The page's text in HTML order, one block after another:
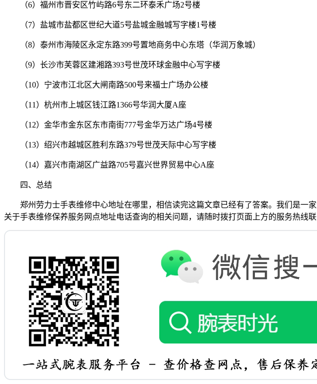
（6）福州市晋安区竹屿路6号东二环泰禾广场2号楼
（7）盐城市盐都区世纪大道5号盐城金融城写字楼1号楼
（8）泰州市海陵区永定东路399号置地商务中心东塔（华润万象城）
（9）长沙市芙蓉区建湘路393号世茂环球金融中心写字楼
（10）宁波市江北区大闸南路500号来福士广场办公楼
（11）杭州市上城区钱江路1366号华润大厦A座
（12）金华市金东区东市南街777号金华万达广场4号楼
（13）绍兴市越城区胜利东路379号世茂天际中心写字楼
（14）嘉兴市南湖区广益路705号嘉兴世界贸易中心A座
四、总结
郑州劳力士手表维修中心地址在哪里，相信读完这篇文章已经有了答案。我们是一
关于手表维修保养服务网点地址电话查询的相关问题，请随时拨打页面上方的服务热线